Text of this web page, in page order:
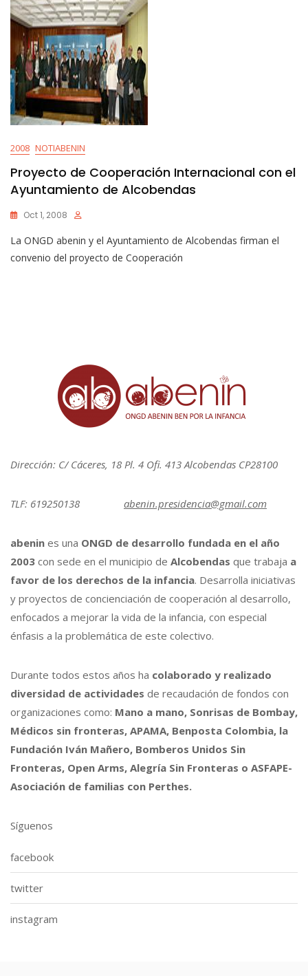
2008 NOTIABENIN
Proyecto de Cooperación Internacional con el
Ayuntamiento de Alcobendas
Oct 1, 2008
La ONGD abenin y el Ayuntamiento de Alcobendas firman el
convenio del proyecto de Cooperación
Dirección: C/ Cáceres, 18 Pl. 4 Ofi. 413 Alcobendas CP28100
TLF: 619250138 abenin.presidencia@gmail.com
abenin es una ONGD de desarrollo fundada en el año
2003 con sede en el municipio de Alcobendas que trabaja a
favor de los derechos de la infancia. Desarrolla iniciativas
y proyectos de concienciación de cooperación al desarrollo,
enfocados a mejorar la vida de la infancia, con especial
énfasis a la problemática de este colectivo.
Durante todos estos años ha colaborado y realizado
diversidad de actividades de recaudación de fondos con
organizaciones como: Mano a mano, Sonrisas de Bombay,
Médicos sin fronteras, APAMA, Benposta Colombia, la
Fundación Iván Mañero, Bomberos Unidos Sin
Fronteras, Open Arms, Alegría Sin Fronteras o ASFAPE-
Asociación de familias con Perthes.
Síguenos
facebook
twitter
instagram